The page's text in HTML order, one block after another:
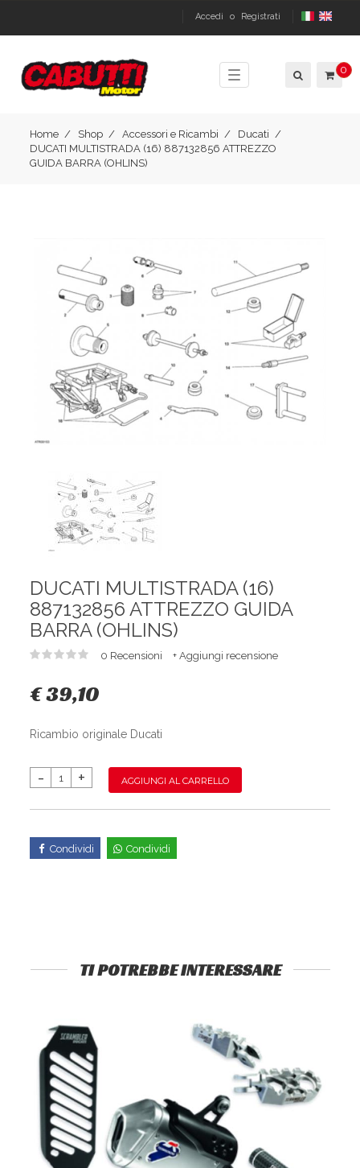
Accedi o Registrati
Toggle
navigation
0
Home Shop Accessori e Ricambi
Ducati
DUCATI MULTISTRADA (16) 887132856 ATTREZZO
GUIDA BARRA (OHLINS)
DUCATI MULTISTRADA (16)
887132856 ATTREZZO GUIDA
BARRA (OHLINS)
0 Recensioni + Aggiungi recensione
€ 39,10
Ricambio originale Ducati
AGGIUNGI AL CARRELLO
Condividi Condividi
TI POTREBBE INTERESSARE